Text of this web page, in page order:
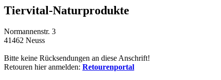
Tiervital-Naturprodukte
Normannenstr. 3
41462 Neuss
Bitte keine Rücksendungen an diese Anschrift!
Retouren hier anmelden: Retourenportal